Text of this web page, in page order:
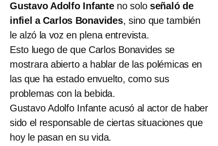
Gustavo Adolfo Infanteno solo señaló de
infiel a Carlos Bonavides, sino que también
le alzó la voz en plena entrevista.
Esto luego de que Carlos Bonavides se
mostrara abierto a hablar de las polémicas en
las que ha estado envuelto, como sus
problemas con la bebida.
Gustavo Adolfo Infante acusó al actor de haber
sido el responsable de ciertas situaciones que
hoy le pasan en su vida.